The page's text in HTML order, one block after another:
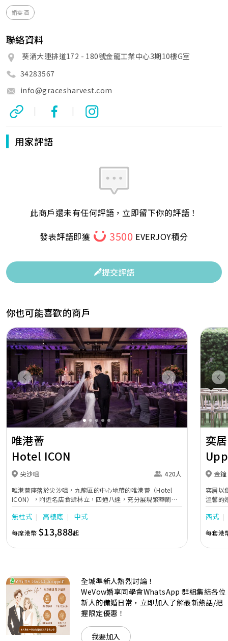
婚宴酒
聯絡資料
葵涌大連排道172 - 180號金龍工業中心3期10樓G室
34283567
info@gracesharvest.com
| |
用家評語
此商戶還未有任何評語，立即留下你的評語！
發表評語即獲
3500 EVERJOY積分
提交評語
你也可能喜歡的商戶
Previous Next
唯港薈
Hotel ICON
尖沙咀
420人
唯港薈座落於尖沙咀，九龍區的中心地帶的唯港薈（Hotel
ICON），附近名店食肆林立，四通八達，充分展現繁華鬧巿
中的活力個性，成為一眾準新人舉辦婚宴的熱門之選。專業團
隊由策劃統籌至所有婚宴每個細節，唯港薈都力臻完美，保證
讓您留下獨特的醉人回憶。 擁有時尚高樓頂的Silverbox宴會
廳，配置了全套先進的視聽影音及燈光設備配套，並採用極富
現代時尚感的水晶玻璃燈，演繹出與別不同的經典神韻。不論
準新人的個性及預算﹔保證為您打造夢寐以求的特別日子，令
賓客永誌難忘！
無柱式 高樓底 中式
每席港幣 $13,888起
奕居
金鐘
奕居以
溫馨的
團隊會
西式
每套港
全城準新人熱烈討論！
WeVow婚享同學會WhatsApp 群組集結各位
新人的備婚日常，立即加入了解最新熱話/把
握限定優惠！
我要加入